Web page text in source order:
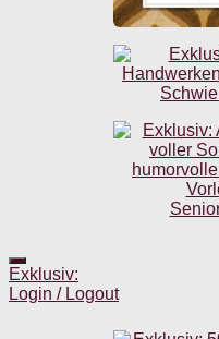
Exklusiv:
Login / Logout